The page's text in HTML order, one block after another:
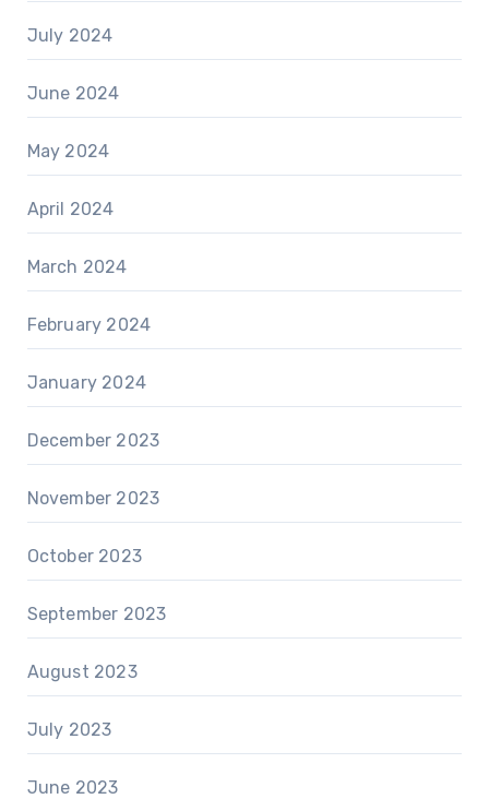
July 2024
June 2024
May 2024
April 2024
March 2024
February 2024
January 2024
December 2023
November 2023
October 2023
September 2023
August 2023
July 2023
June 2023